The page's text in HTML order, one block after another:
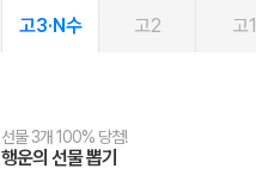
고3·N수 고2 고1
선물 3개 100% 당첨!
행운의 선물 뽑기
선물 100% 증정!
메가스터디 X 올리브
여름방학 스터디 캐시백
메가런 썸머스쿨
2027 러셀 단과
강사 공개선발
스마트러닝앱
설문 EVENT
메가패스
3일 무료 체험권
메가패스 수강생 무료혜택!
메가클럽 멤버십
사회공헌 캠페인
희망이룸 메가나눔